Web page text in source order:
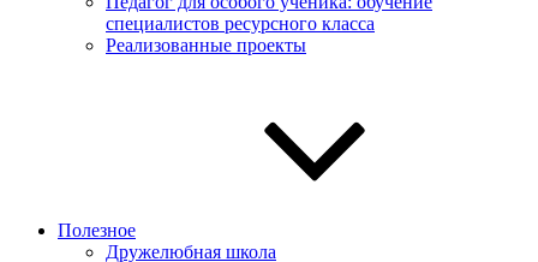
специалистов ресурсного класса
Реализованные проекты
Полезное
Дружелюбная школа